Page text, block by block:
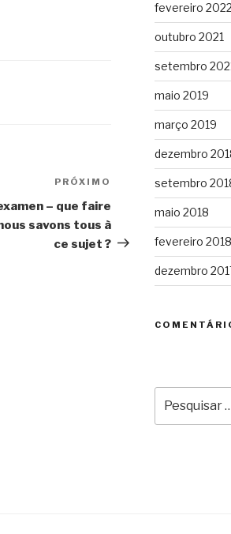
Próximo
PRÓXIMO
– que faire
savons tous à
ce sujet ?
fevereiro 2022
outubro 2021
setembro
maio 2019
março 2019
dezembro
setembro
maio 2018
fevereiro 2018
dezembro
por: